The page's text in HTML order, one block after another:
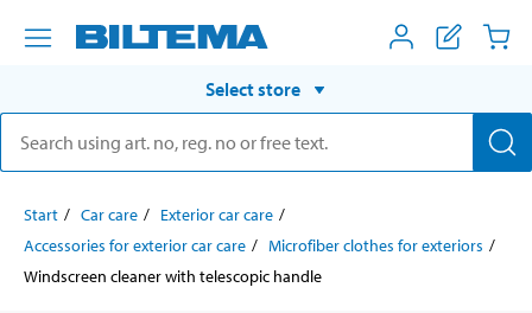
Select store
Start Car care
Exterior car care
Accessories for exterior car care
Microfiber clothes for exteriors
Windscreen cleaner with telescopic handle